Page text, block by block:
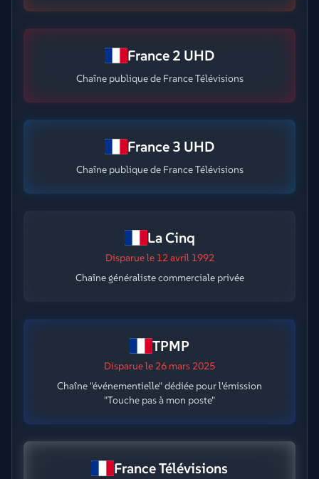
France 2 UHD
Chaîne publique de France Télévisions
France 3 UHD
Chaîne publique de France Télévisions
La Cinq
Disparuele 12 avril 1992
Chaîne généraliste commerciale privée
TPMP
Disparuele 26 mars 2025
Chaîne "événementielle" dédiée pour l'émission
"Touche pas à mon poste"
France Télévisions